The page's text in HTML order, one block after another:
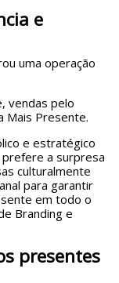
e
uma operação
vendas pelo
Mais Presente.
e estratégico
a surpresa
culturalmente
para garantir
em todo o
Branding e
presentes